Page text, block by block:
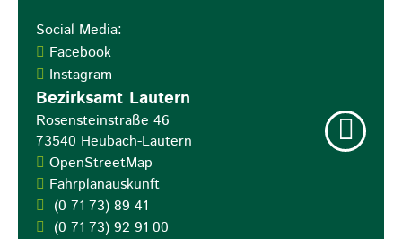
Social Media:
Facebook
Instagram
Bezirksamt Lautern
Rosensteinstraße 46
73540 Heubach-Lautern
OpenStreetMap
Fahrplanauskunft
(0 71 73) 89 41
(0 71 73) 92 91 00